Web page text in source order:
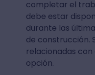
completar el
debe estar
durante las
de construcción.
relacionadas
opción.